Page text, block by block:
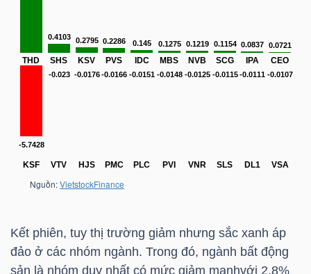
Kết phiên, tuy thị trường giảm nhưng sắc xanh áp
đảo ở các nhóm ngành. Trong đó, ngành bất động
sản là nhóm duy nhất có mức giảm mạnhvới 2.8%
NGHIỆP